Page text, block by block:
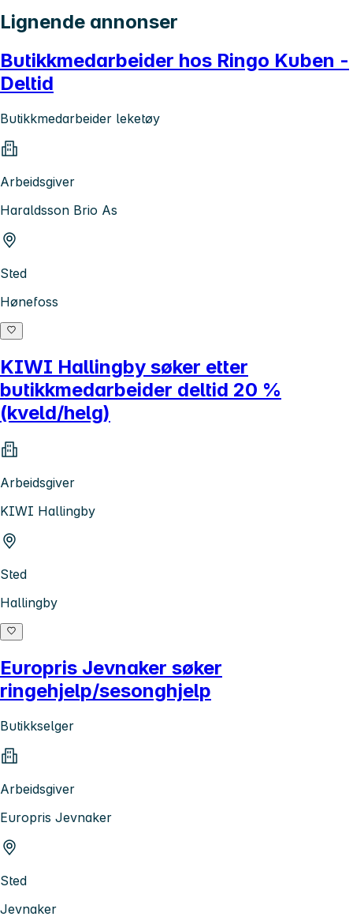
Lignende annonser
Butikkmedarbeider hos Ringo Kuben -
Deltid
Butikkmedarbeider leketøy
Arbeidsgiver
Haraldsson Brio As
Sted
Hønefoss
KIWI Hallingby søker etter
butikkmedarbeider deltid 20 %
(kveld/helg)
Arbeidsgiver
KIWI Hallingby
Sted
Hallingby
Europris Jevnaker søker
ringehjelp/sesonghjelp
Butikkselger
Arbeidsgiver
Europris Jevnaker
Sted
Jevnaker